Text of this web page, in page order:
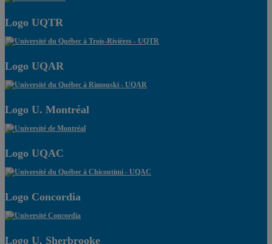
Logo UQTR
Logo UQAR
Logo U. Montréal
Logo UQAC
Logo Concordia
Logo U. Sherbrooke